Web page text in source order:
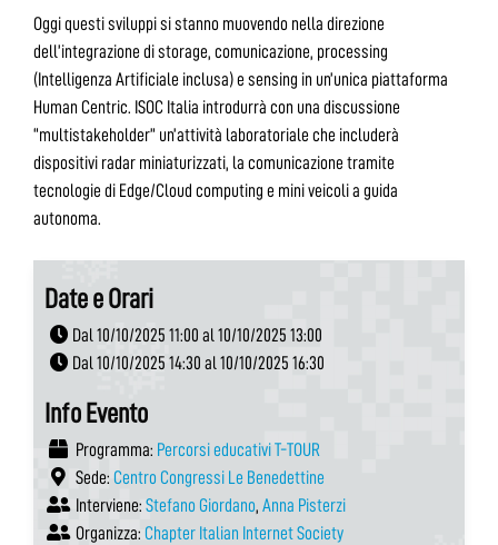
Oggi questi sviluppi si stanno muovendo nella direzione
dell’integrazione di storage, comunicazione, processing
(Intelligenza Artificiale inclusa) e sensing in un’unica piattaforma
Human Centric. ISOC Italia introdurrà con una discussione
“multistakeholder” un’attività laboratoriale che includerà
dispositivi radar miniaturizzati, la comunicazione tramite
tecnologie di Edge/Cloud computing e mini veicoli a guida
autonoma.
Date e Orari
Dal 10/10/2025 11:00 al 10/10/2025 13:00
Dal 10/10/2025 14:30 al 10/10/2025 16:30
Info Evento
Programma: Percorsi educativi T-TOUR
Sede: Centro Congressi Le Benedettine
Interviene: Stefano Giordano, Anna Pisterzi
Organizza: Chapter Italian Internet Society